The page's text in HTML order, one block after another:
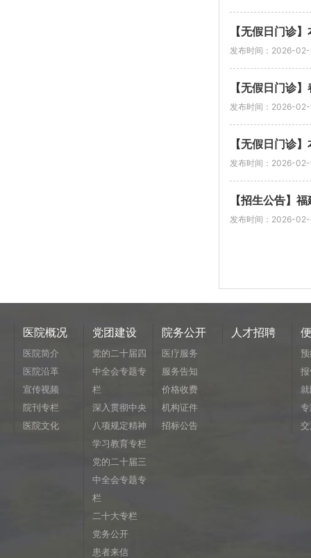
【无假日门诊
发布时间：2026-
【无假日门诊
发布时间：2026-
【无假日门诊
发布时间：2026-
【招生公告】
发布时间：2026-
医院概况
医院简介
医院沿革
宣传视频
院刊专栏
医院文化
党团建设
党的二十届四
中全会专题专
栏
深入贯彻中央
八项规定精神
学习教育专栏
党的二十届三
中全会专题专
栏
二十大专栏
党务公开
患者来信
院务公开
医疗服务
服务告知
价格收费
机构证件
招标公告
人才招聘